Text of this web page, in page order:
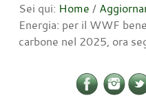
Sei qui: Home /
Energia: per il WWF
carbone nel 2025, ora